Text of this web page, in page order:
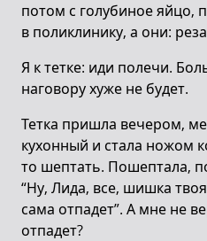
потом с голубиное яйцо,
в поликлинику, а они:
Я к тетке: иди полечи.
наговору хуже не будет.
Тетка пришла вечером,
кухонный и стала ножом
то шептать. Пошептала,
“Ну, Лида, все, шишка
сама отпадет”. А мне не
отпадет?